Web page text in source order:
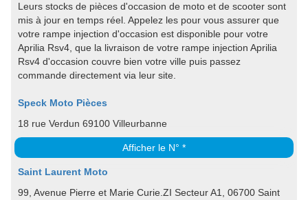
Leurs stocks de pièces d'occasion de moto et de scooter sont
mis à jour en temps réel. Appelez les pour vous assurer que
votre rampe injection d'occasion est disponible pour votre
Aprilia Rsv4, que la livraison de votre rampe injection Aprilia
Rsv4 d'occasion couvre bien votre ville puis passez
commande directement via leur site.
Speck Moto Pièces
18 rue Verdun 69100 Villeurbanne
Afficher le N° *
Saint Laurent Moto
99, Avenue Pierre et Marie Curie.ZI Secteur A1, 06700 Saint